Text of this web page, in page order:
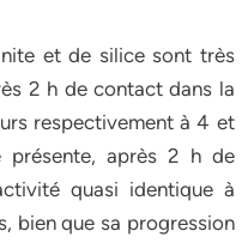
et de silice sont très
2 h de contact dans la
respectivement à 4 et
après 2 h de
quasi identique à
bien que sa progression